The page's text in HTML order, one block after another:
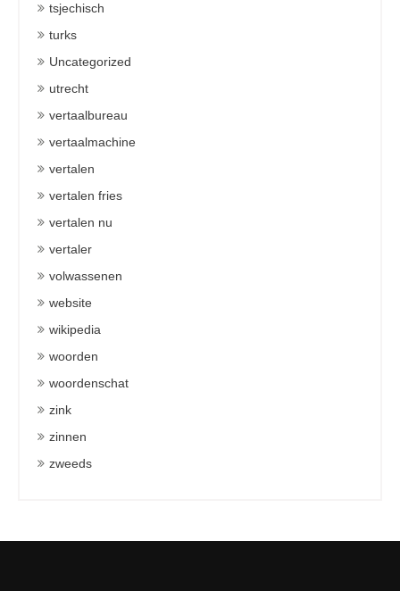
tsjechisch
turks
Uncategorized
utrecht
vertaalbureau
vertaalmachine
vertalen
vertalen fries
vertalen nu
vertaler
volwassenen
website
wikipedia
woorden
woordenschat
zink
zinnen
zweeds